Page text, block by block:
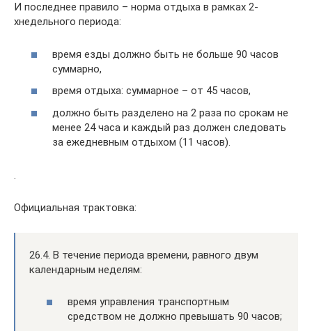
И последнее правило – норма отдыха в рамках 2-
хнедельного периода:
время езды должно быть не больше 90 часов
суммарно,
время отдыха: суммарное – от 45 часов,
должно быть разделено на 2 раза по срокам не
менее 24 часа и каждый раз должен следовать
за ежедневным отдыхом (11 часов).
.
Официальная трактовка:
26.4. В течение периода времени, равного двум
календарным неделям:
время управления транспортным
средством не должно превышать 90 часов;